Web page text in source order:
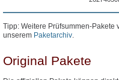
Tipp: Weitere Prüfsummen-Pakete
unserem Paketarchiv.
Original Pakete